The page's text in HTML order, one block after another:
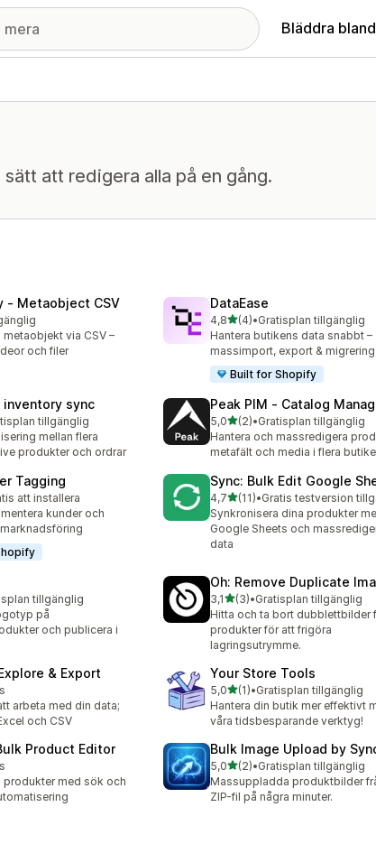
Bläddra
att redigera alla på en gång.
‑ Metaobject CSV
via CSV –
och filer
DataEase
4,8av 5 stjärnor
(4)
4 recensioner totalt
•Gratisplan tillgänglig
Hantera butikens data snabbt –
massimport, export & migrering
Built for Shopify
inventory sync
totalt tillgänglig
mellan flera
produkter och ordrar
Peak PIM ‑ Catalog
5,0av 5 stjärnor
(2)
2 recensioner totalt
•Gratisplan tillgänglig
Hantera och massredigera
metafält och media i flera
Tagging
totalt
att installera
kunder och
Sync: Bulk Edit Google
4,7av 5 stjärnor
(11)
11 recensioner totalt
•Gratis testversion
Synkronisera dina produkter
Google Sheets och
data
totalt tillgänglig
på
och publicera i
Oh: Remove Duplicate
3,1av 5 stjärnor
(3)
3 recensioner totalt
•Gratisplan tillgänglig
Hitta och ta bort dubblettbilder
produkter för att frigöra
lagringsutrymme.
& Export
arbeta med din data;
och CSV
Your Store Tools
5,0av 5 stjärnor
(1)
1 recensioner totalt
•Gratisplan tillgänglig
Hantera din butik mer effektivt
våra tidsbesparande verktyg!
Product Editor
produkter med sök och
Bulk Image Upload by
5,0av 5 stjärnor
(2)
2 recensioner totalt
•Gratisplan tillgänglig
Massuppladda produktbilder
ZIP-fil på några minuter.